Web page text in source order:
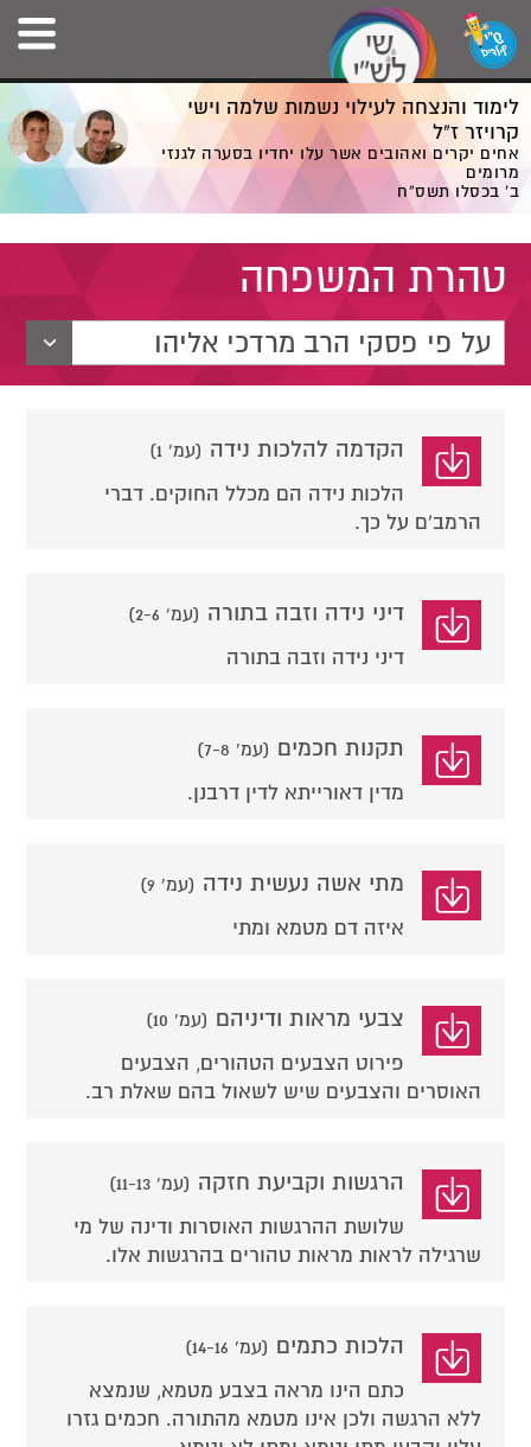
לימוד והנצחה לעילוי נשמות שלמה וישי
קרויזר ז”ל
אחים יקרים ואהובים אשר עלו יחדיו בסערה לגנזי
מרומים
ב' בכסלו תשס”ח
טהרת המשפחה
על פי פסקי הרב מרדכי אליהו
הקדמה להלכות נידה (עמ' 1)
הלכות נידה הם מכלל החוקים. דברי
הרמב'ם על כך.
דיני נידה וזבה בתורה (עמ' 2-6)
דיני נידה וזבה בתורה
תקנות חכמים (עמ' 7-8)
מדין דאורייתא לדין דרבנן.
מתי אשה נעשית נידה (עמ' 9)
איזה דם מטמא ומתי
צבעי מראות ודיניהם (עמ' 10)
פירוט הצבעים הטהורים, הצבעים
האוסרים והצבעים שיש לשאול בהם שאלת רב.
הרגשות וקביעת חזקה (עמ' 11-13)
שלושת ההרגשות האוסרות ודינה של מי
שרגילה לראות מראות טהורים בהרגשות אלו.
הלכות כתמים (עמ' 14-16)
כתם הינו מראה בצבע מטמא, שנמצא
ללא הרגשה ולכן אינו מטמא מהתורה. חכמים גזרו